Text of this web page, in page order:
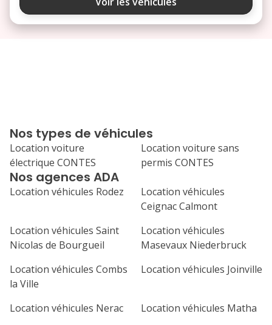
ma me
24 25 26
31
septembre 2026
me je
1
3
7 8 9 10 11
21 22 23 24 25
Nos agences ADA
Location véhicules Rodez
Location véhicules
Ceignac Calmont
Location véhicules Saint
Nicolas de Bourgueil
Location véhicules
Masevaux Niederbruck
Location véhicules Combs
la Ville
Location véhicules Joinville
Location véhicules Nerac
Location véhicules Matha
Nos types de véhicules
Location voiture
électrique CONTES
Location voiture sans
permis CONTES